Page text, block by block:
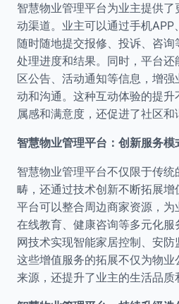
智慧物业管理平台为业主提供
动渠道。业主可以通过手机APP
随时随地提交报修、投诉、咨
处理进度和结果。同时，平台还
区公告、活动通知等信息，增
动和沟通。这种互动体验的提升
属感和满意度，还促进了社区和
智慧物业管理平台：创新服务
智慧物业管理平台不仅限于传
畴，还通过技术创新不断拓展增
平台可以整合周边商家资源，为
在线教育、健康咨询等多元化服
网技术实现智能家居控制、安防
这些增值服务的拓展不仅为物业
来源，还提升了业主的生活品质